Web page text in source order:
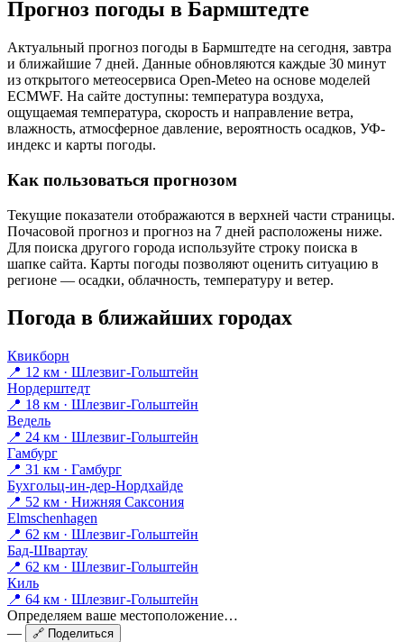
Прогноз погоды в Бармштедте
Актуальный прогноз погоды в Бармштедте на сегодня, завтра
и ближайшие 7 дней. Данные обновляются каждые 30 минут
из открытого метеосервиса Open-Meteo на основе моделей
ECMWF. На сайте доступны: температура воздуха,
ощущаемая температура, скорость и направление ветра,
влажность, атмосферное давление, вероятность осадков, УФ-
индекс и карты погоды.
Как пользоваться прогнозом
Текущие показатели отображаются в верхней части страницы.
Почасовой прогноз и прогноз на 7 дней расположены ниже.
Для поиска другого города используйте строку поиска в
шапке сайта. Карты погоды позволяют оценить ситуацию в
регионе — осадки, облачность, температуру и ветер.
Погода в ближайших городах
Квикборн
📍 12 км · Шлезвиг-Гольштейн
Нордерштедт
📍 18 км · Шлезвиг-Гольштейн
Ведель
📍 24 км · Шлезвиг-Гольштейн
Гамбург
📍 31 км · Гамбург
Бухгольц-ин-дер-Нордхайде
📍 52 км · Нижняя Саксония
Elmschenhagen
📍 62 км · Шлезвиг-Гольштейн
Бад-Швартау
📍 62 км · Шлезвиг-Гольштейн
Киль
📍 64 км · Шлезвиг-Гольштейн
Определяем ваше местоположение…
—
🔗 Поделиться